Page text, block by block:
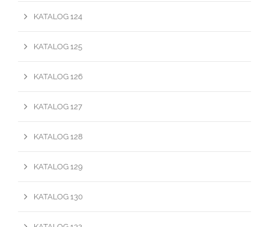
KATALOG 124
KATALOG 125
KATALOG 126
KATALOG 127
KATALOG 128
KATALOG 129
KATALOG 130